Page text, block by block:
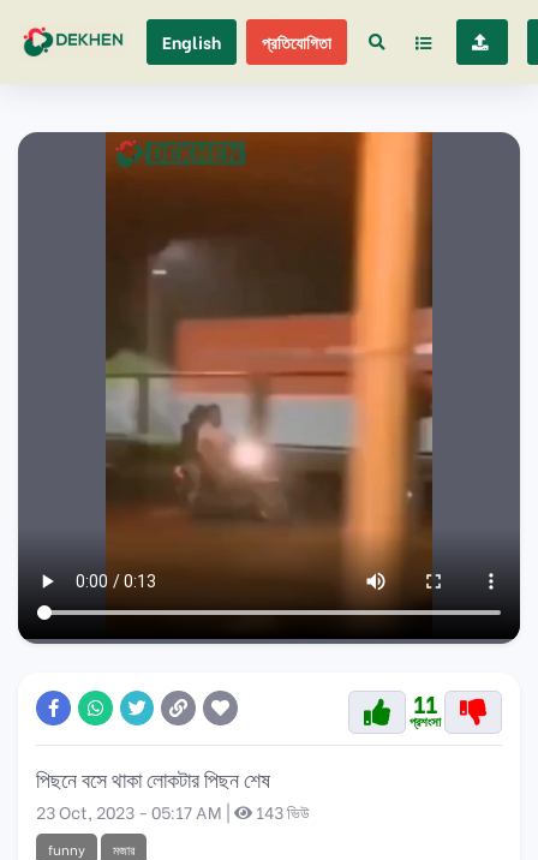
English প্রতিযোগিতা
11
প্রশংসা
পিছনে বসে থাকা লোকটার পিছন শেষ
23 Oct, 2023 - 05:17 AM | 143 ভিউ
funny মজার